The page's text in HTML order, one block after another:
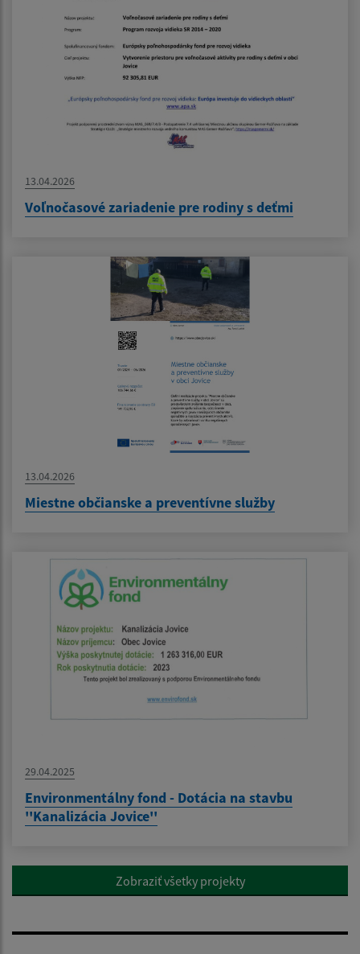
13.04.2026
Voľnočasové zariadenie pre rodiny s deťmi
13.04.2026
Miestne občianske a preventívne služby
29.04.2025
Environmentálny fond - Dotácia na stavbu
''Kanalizácia Jovice''
Zobraziť všetky projekty